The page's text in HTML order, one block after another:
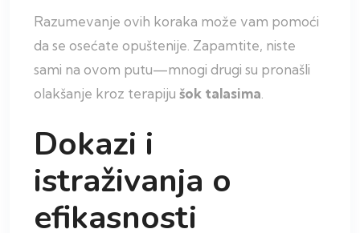
Razumevanje ovih koraka može vam pomoći
da se osećate opuštenije. Zapamtite, niste
sami na ovom putu—mnogi drugi su pronašli
olakšanje kroz terapiju šok talasima
Dokazi i
istraživanja o
efikasnosti